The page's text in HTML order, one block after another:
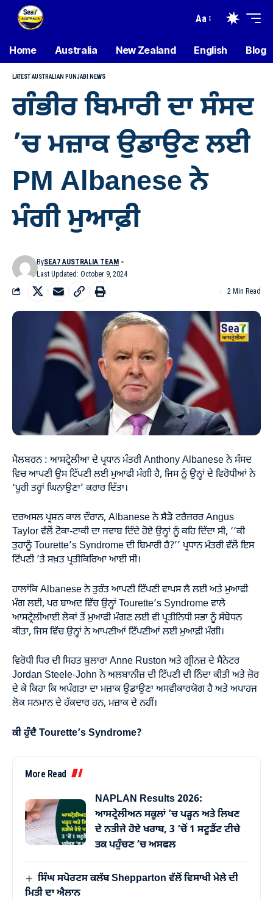
Aa
Home Australia New Zealand English Blog
LATEST AUSTRALIAN PUNJABI NEWS
ਗੰਭੀਰ ਬਿਮਾਰੀ ਦਾ ਸੰਸਦ
’ਚ ਮਜ਼ਾਕ ਉਡਾਉਣ ਲਈ
PM Albanese ਨੇ
ਮੰਗੀ ਮੁਆਫ਼ੀ
Last Updated: October 9, 2024
BySEA7 AUSTRALIA TEAM
2 Min Read
ਮੈਲਬਰਨ : ਆਸਟ੍ਰੇਲੀਆ ਦੇ ਪ੍ਰਧਾਨ ਮੰਤਰੀ Anthony Albanese ਨੇ ਸੰਸਦ
ਵਿਚ ਆਪਣੀ ਉਸ ਟਿੱਪਣੀ ਲਈ ਮੁਆਫੀ ਮੰਗੀ ਹੈ, ਜਿਸ ਨੂੰ ਉਨ੍ਹਾਂ ਦੇ ਵਿਰੋਧੀਆਂ ਨੇ
‘ਪੂਰੀ ਤਰ੍ਹਾਂ ਘਿਨਾਉਣਾ’ ਕਰਾਰ ਦਿੱਤਾ।
ਦਰਅਸਲ ਪ੍ਰਸ਼ਨ ਕਾਲ ਦੌਰਾਨ, Albanese ਨੇ ਸ਼ੈਡੋ ਟਰੈਜ਼ਰਰ Angus
Taylor ਵੱਲੋਂ ਟੋਕਾ-ਟਾਕੀ ਦਾ ਜਵਾਬ ਦਿੰਦੇ ਹੋਏ ਉਨ੍ਹਾਂ ਨੂੰ ਕਹਿ ਦਿੱਦਾ ਸੀ, ‘‘ਕੀ
ਤੁਹਾਨੂੰ Tourette’s Syndrome ਦੀ ਬਿਮਾਰੀ ਹੈ?’’ ਪ੍ਰਧਾਨ ਮੰਤਰੀ ਵੱਲੋਂ ਇਸ
ਟਿੱਪਣੀ ’ਤੇ ਸਖ਼ਤ ਪ੍ਰਤੀਕਿਰਿਆ ਆਈ ਸੀ।
ਹਾਲਾਂਕਿ Albanese ਨੇ ਤੁਰੰਤ ਆਪਣੀ ਟਿੱਪਣੀ ਵਾਪਸ ਲੈ ਲਈ ਅਤੇ ਮੁਆਫੀ
ਮੰਗ ਲਈ, ਪਰ ਬਾਅਦ ਵਿੱਚ ਉਨ੍ਹਾਂ Tourette’s Syndrome ਵਾਲੇ
ਆਸਟ੍ਰੇਲੀਆਈ ਲੋਕਾਂ ਤੋਂ ਮੁਆਫੀ ਮੰਗਣ ਲਈ ਵੀ ਪ੍ਰਤੀਨਿਧੀ ਸਭਾ ਨੂੰ ਸੰਬੋਧਨ
ਕੀਤਾ, ਜਿਸ ਵਿੱਚ ਉਨ੍ਹਾਂ ਨੇ ਆਪਣੀਆਂ ਟਿੱਪਣੀਆਂ ਲਈ ਮੁਆਫ਼ੀ ਮੰਗੀ।
ਵਿਰੋਧੀ ਧਿਰ ਦੀ ਸਿਹਤ ਬੁਲਾਰਾ Anne Ruston ਅਤੇ ਗ੍ਰੀਨਜ਼ ਦੇ ਸੈਨੇਟਰ
Jordan Steele-John ਨੇ ਅਲਬਾਨੀਜ਼ ਦੀ ਟਿੱਪਣੀ ਦੀ ਨਿੰਦਾ ਕੀਤੀ ਅਤੇ ਜ਼ੋਰ
ਦੇ ਕੇ ਕਿਹਾ ਕਿ ਅਪੰਗਤਾ ਦਾ ਮਜ਼ਾਕ ਉਡਾਉਣਾ ਅਸਵੀਕਾਰਯੋਗ ਹੈ ਅਤੇ ਅਪਾਹਜ
ਲੋਕ ਸਨਮਾਨ ਦੇ ਹੱਕਦਾਰ ਹਨ, ਮਜ਼ਾਕ ਦੇ ਨਹੀਂ।
ਕੀ ਹੁੰਦੈ Tourette’s Syndrome?
More Read
NAPLAN Results 2026:
ਆਸਟ੍ਰੇਲੀਅਨ ਸਕੂਲਾਂ ’ਚ ਪੜ੍ਹਨ ਅਤੇ ਲਿਖਣ
ਦੇ ਨਤੀਜੇ ਹੋਏ ਖਰਾਬ, 3 ’ਚੋਂ 1 ਸਟੂਡੈਂਟ ਟੀਚੇ
ਤਕ ਪਹੁੰਚਣ ’ਚ ਅਸਫਲ
ਸਿੰਘ ਸਪੋਰਟਸ ਕਲੱਬ Shepparton ਵੱਲੋਂ ਵਿਸਾਖੀ ਮੇਲੇ ਦੀ
ਮਿਤੀ ਦਾ ਐਲਾਨ